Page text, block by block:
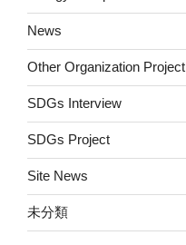
News
Other Organization Project
SDGs Interview
SDGs Project
Site News
未分類